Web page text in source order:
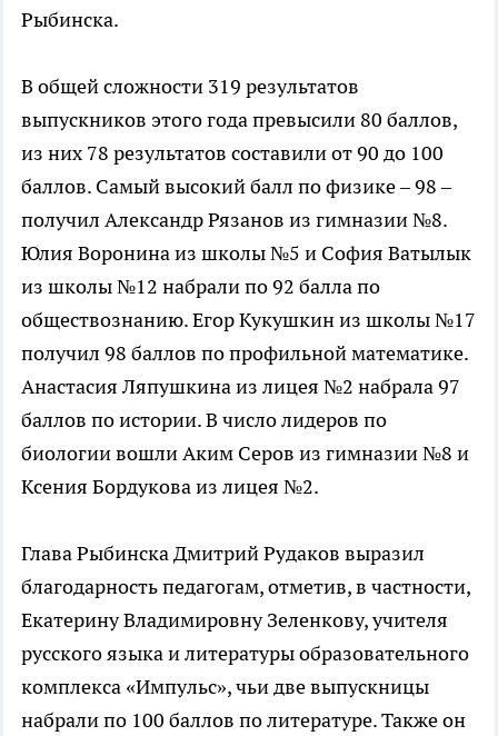
Рыбинска.
В общей сложности 319 результатов
выпускников этого года превысили 80 баллов,
из них 78 результатов составили от 90 до 100
баллов. Самый высокий балл по физике – 98 –
получил Александр Рязанов из гимназии №8.
Юлия Воронина из школы №5 и София Ватылык
из школы №12 набрали по 92 балла по
обществознанию. Егор Кукушкин из школы №17
получил 98 баллов по профильной математике.
Анастасия Ляпушкина из лицея №2 набрала 97
баллов по истории. В число лидеров по
биологии вошли Аким Серов из гимназии №8 и
Ксения Бордукова из лицея №2.
Глава Рыбинска Дмитрий Рудаков выразил
благодарность педагогам, отметив, в частности,
Екатерину Владимировну Зеленкову, учителя
русского языка и литературы образовательного
комплекса «Импульс», чьи две выпускницы
набрали по 100 баллов по литературе. Также он